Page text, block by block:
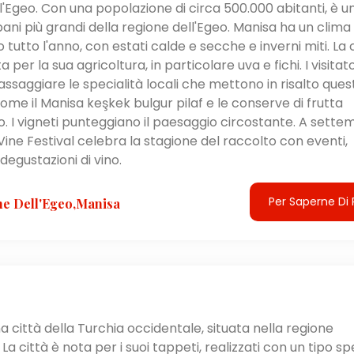
Con una popolazione di circa 500.000 abitanti, è
più grandi della regione dell'Egeo. Manisa ha un clima
tutto l'anno, con estati calde e secche e inverni miti. La
per la sua agricoltura, in particolare uva e fichi. I
le specialità locali che mettono in risalto
il Manisa keşkek bulgur pilaf e le conserve di frutta
I vigneti punteggiano il paesaggio circostante. A
Festival celebra la stagione del raccolto con eventi,
di vino.
Dell'Egeo,Manisa Per Saperne Di
città della Turchia occidentale, situata nella regione
La città è nota per i suoi tappeti, realizzati con un tipo